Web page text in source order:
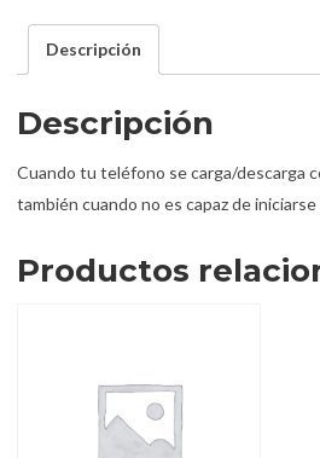
Descripción
Descripción
Cuando tu teléfono se carga/descarga
también cuando no es capaz de
Productos